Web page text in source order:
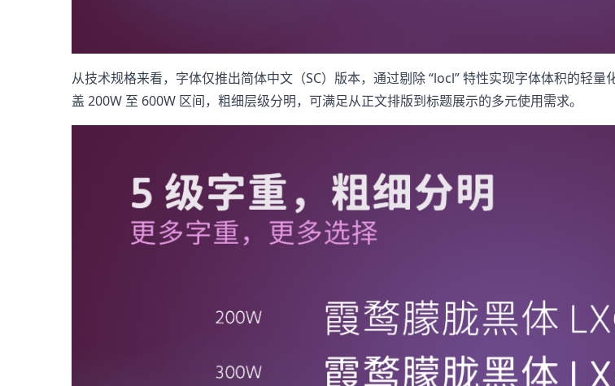
从技术规格来看，字体仅推出简体中文（SC）版本，通过剔除 “locl” 特性实现字体体积的轻
盖 200W 至 600W 区间，粗细层级分明，可满足从正文排版到标题展示的多元使用需求。